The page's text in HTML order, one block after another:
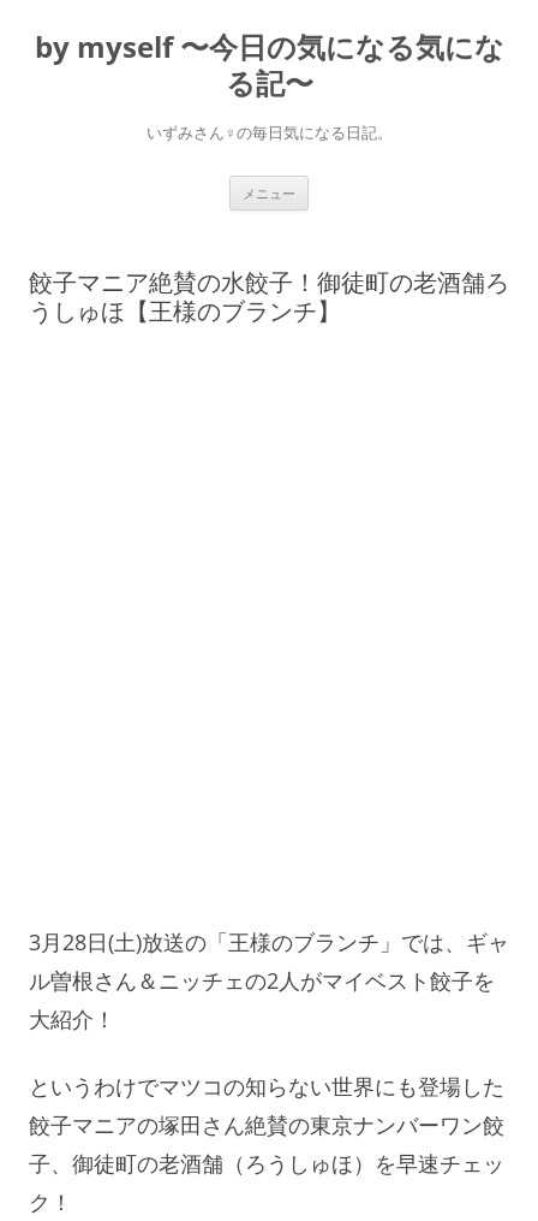
テ
ン
by myself 〜今日の気になる気にな
る記〜
いずみさん♀の毎日気になる日記。
メニュー
餃子マニア絶賛の水餃子！御徒町の老酒舗ろ
うしゅほ【王様のブランチ】
3月28日(土)放送の「王様のブランチ」では、ギャ
ル曽根さん＆ニッチェの2人がマイベスト餃子を
大紹介！
というわけでマツコの知らない世界にも登場した
餃子マニアの塚田さん絶賛の東京ナンバーワン餃
子、御徒町の老酒舗（ろうしゅほ）を早速チェッ
ク！